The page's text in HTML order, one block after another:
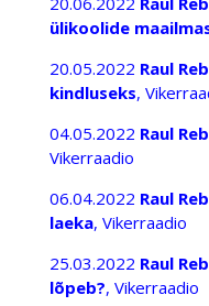
ülikoolide
20.05.2022 Raul
kindluseks,
04.05.2022 Raul
Vikerraadio
06.04.2022 Raul
laeka, Vikerraadio
25.03.2022 Raul
lõpeb?, Vikerraadio